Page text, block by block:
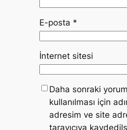
E-posta *
İnternet sitesi
Daha sonraki
kullanılması için
adresim ve site
tarayıcıya